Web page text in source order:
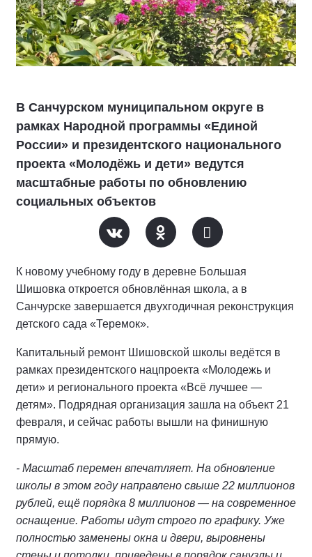
В Санчурском муниципальном округе в
рамках Народной программы «Единой
России» и президентского национального
проекта «Молодёжь и дети» ведутся
масштабные работы по обновлению
социальных объектов
К новому учебному году в деревне Большая
Шишовка откроется обновлённая школа, а в
Санчурске завершается двухгодичная реконструкция
детского сада «Теремок».
Капитальный ремонт Шишовской школы ведётся в
рамках президентского нацпроекта «Молодежь и
дети» и регионального проекта «Всё лучшее —
детям». Подрядная организация зашла на объект 21
февраля, и сейчас работы вышли на финишную
прямую.
- Масштаб перемен впечатляет. На обновление
школы в этом году направлено свыше 22 миллионов
рублей, ещё порядка 8 миллионов — на современное
оснащение. Работы идут строго по графику. Уже
полностью заменены окна и двери, выровнены